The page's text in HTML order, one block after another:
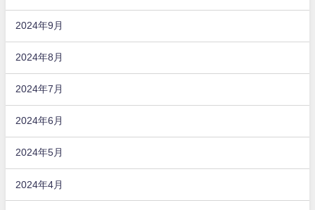
2024年9月
2024年8月
2024年7月
2024年6月
2024年5月
2024年4月